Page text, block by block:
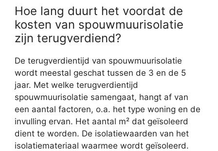
Hoe lang duurt het voordat de
kosten van spouwmuurisolatie
zijn terugverdiend?
De terugverdientijd van spouwmuurisolatie
wordt meestal geschat tussen de 3 en de 5
jaar. Met welke terugverdientijd
spouwmuurisolatie samengaat, hangt af van
een aantal factoren, o.a. het type woning en de
invulling ervan. Het aantal m² dat geïsoleerd
dient te worden. De isolatiewaarden van het
isolatiemateriaal waarmee wordt geïsoleerd.